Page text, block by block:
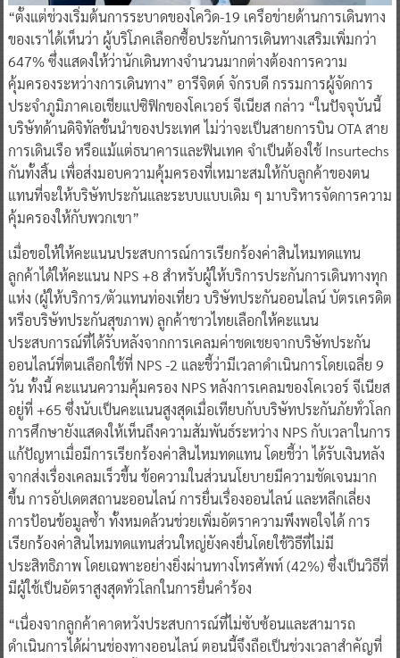
“ตั้งแต่ช่วงเริ่มต้นการระบาดของโควิด-19 เครือข่ายด้านการเดินทาง
ของเราได้เห็นว่า ผู้บริโภคเลือกซื้อประกันการเดินทางเสริมเพิ่มกว่า
647% ซึ่งแสดงให้ว่านักเดินทางจำนวนมากต่างต้องการความ
คุ้มครองระหว่างการเดินทาง” อารีจิตต์ จักรบดี กรรมการผู้จัดการ
ประจำภูมิภาคเอเชียแปซิฟิกของโคเวอร์ จีเนียส กล่าว “ในปัจจุบันนี้
บริษัทด้านดิจิทัลชั้นนำของประเทศ ไม่ว่าจะเป็นสายการบิน OTA สาย
การเดินเรือ หรือแม้แต่ธนาคารและฟินเทค จำเป็นต้องใช้ Insurtechs
กันทั้งสิ้น เพื่อส่งมอบความคุ้มครองที่เหมาะสมให้กับลูกค้าของตน
แทนที่จะให้บริษัทประกันและระบบแบบเดิม ๆ มาบริหารจัดการความ
คุ้มครองให้กับพวกเขา”
เมื่อขอให้ให้คะแนนประสบการณ์การเรียกร้องค่าสินไหมทดแทน
ลูกค้าได้ให้คะแนน NPS +8 สำหรับผู้ให้บริการประกันการเดินทางทุก
แห่ง (ผู้ให้บริการ/ตัวแทนท่องเที่ยว บริษัทประกันออนไลน์ บัตรเครดิต
หรือบริษัทประกันสุขภาพ) ลูกค้าชาวไทยเลือกให้คะแนน
ประสบการณ์ที่ได้รับหลังจากการเคลมค่าชดเชยจากบริษัทประกัน
ออนไลน์ที่ตนเลือกใช้ที่ NPS -2 และชี้ว่ามีเวลาดำเนินการโดยเฉลี่ย 9
วัน ทั้งนี้ คะแนนความคุ้มครอง NPS หลังการเคลมของโคเวอร์ จีเนียส
อยู่ที่ +65 ซึ่งนับเป็นคะแนนสูงสุดเมื่อเทียบกับบริษัทประกันภัยทั่วโลก
การศึกษายังแสดงให้เห็นถึงความสัมพันธ์ระหว่าง NPS กับเวลาในการ
แก้ปัญหาเมื่อมีการเรียกร้องค่าสินไหมทดแทน โดยชี้ว่า ได้รับเงินหลัง
จากส่งเรื่องเคลมเร็วขึ้น ข้อความในส่วนนโยบายมีความชัดเจนมาก
ขึ้น การอัปเดตสถานะออนไลน์ การยื่นเรื่องออนไลน์ และหลีกเลี่ยง
การป้อนข้อมูลซ้ำ ทั้งหมดล้วนช่วยเพิ่มอัตราความพึงพอใจได้ การ
เรียกร้องค่าสินไหมทดแทนส่วนใหญ่ยังคงยื่นโดยใช้วิธีที่ไม่มี
ประสิทธิภาพ โดยเฉพาะอย่างยิ่งผ่านทางโทรศัพท์ (42%) ซึ่งเป็นวิธีที่
มีผู้ใช้เป็นอัตราสูงสุดทั่วโลกในการยื่นคำร้อง
“เนื่องจากลูกค้าคาดหวังประสบการณ์ที่ไม่ซับซ้อนและสามารถ
ดำเนินการได้ผ่านช่องทางออนไลน์​ ตอนนี้จึงถือเป็นช่วงเวลาสำคัญที่